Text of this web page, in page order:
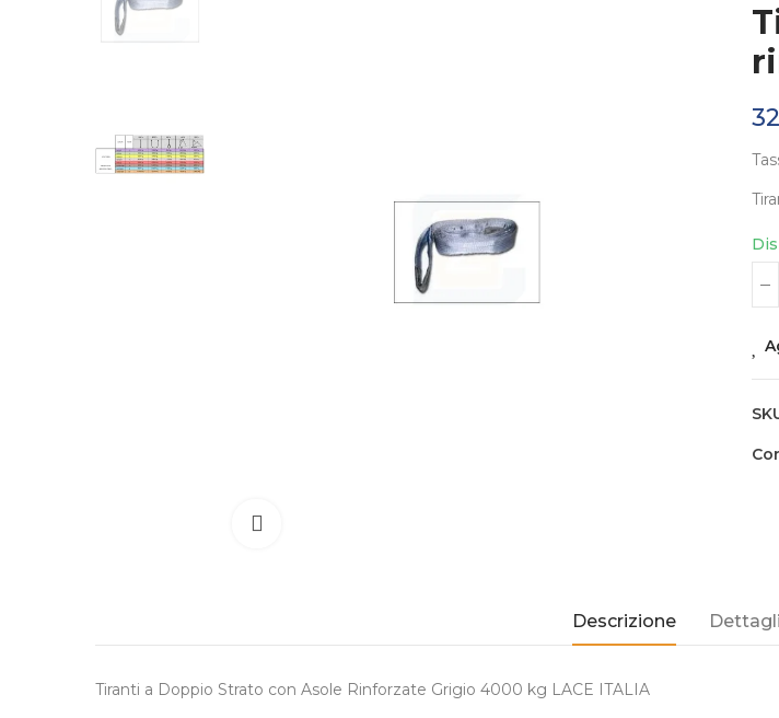
Descrizione
Tiranti a Doppio Strato con Asole Rinforzate Grigio 4000 kg LACE ITALIA